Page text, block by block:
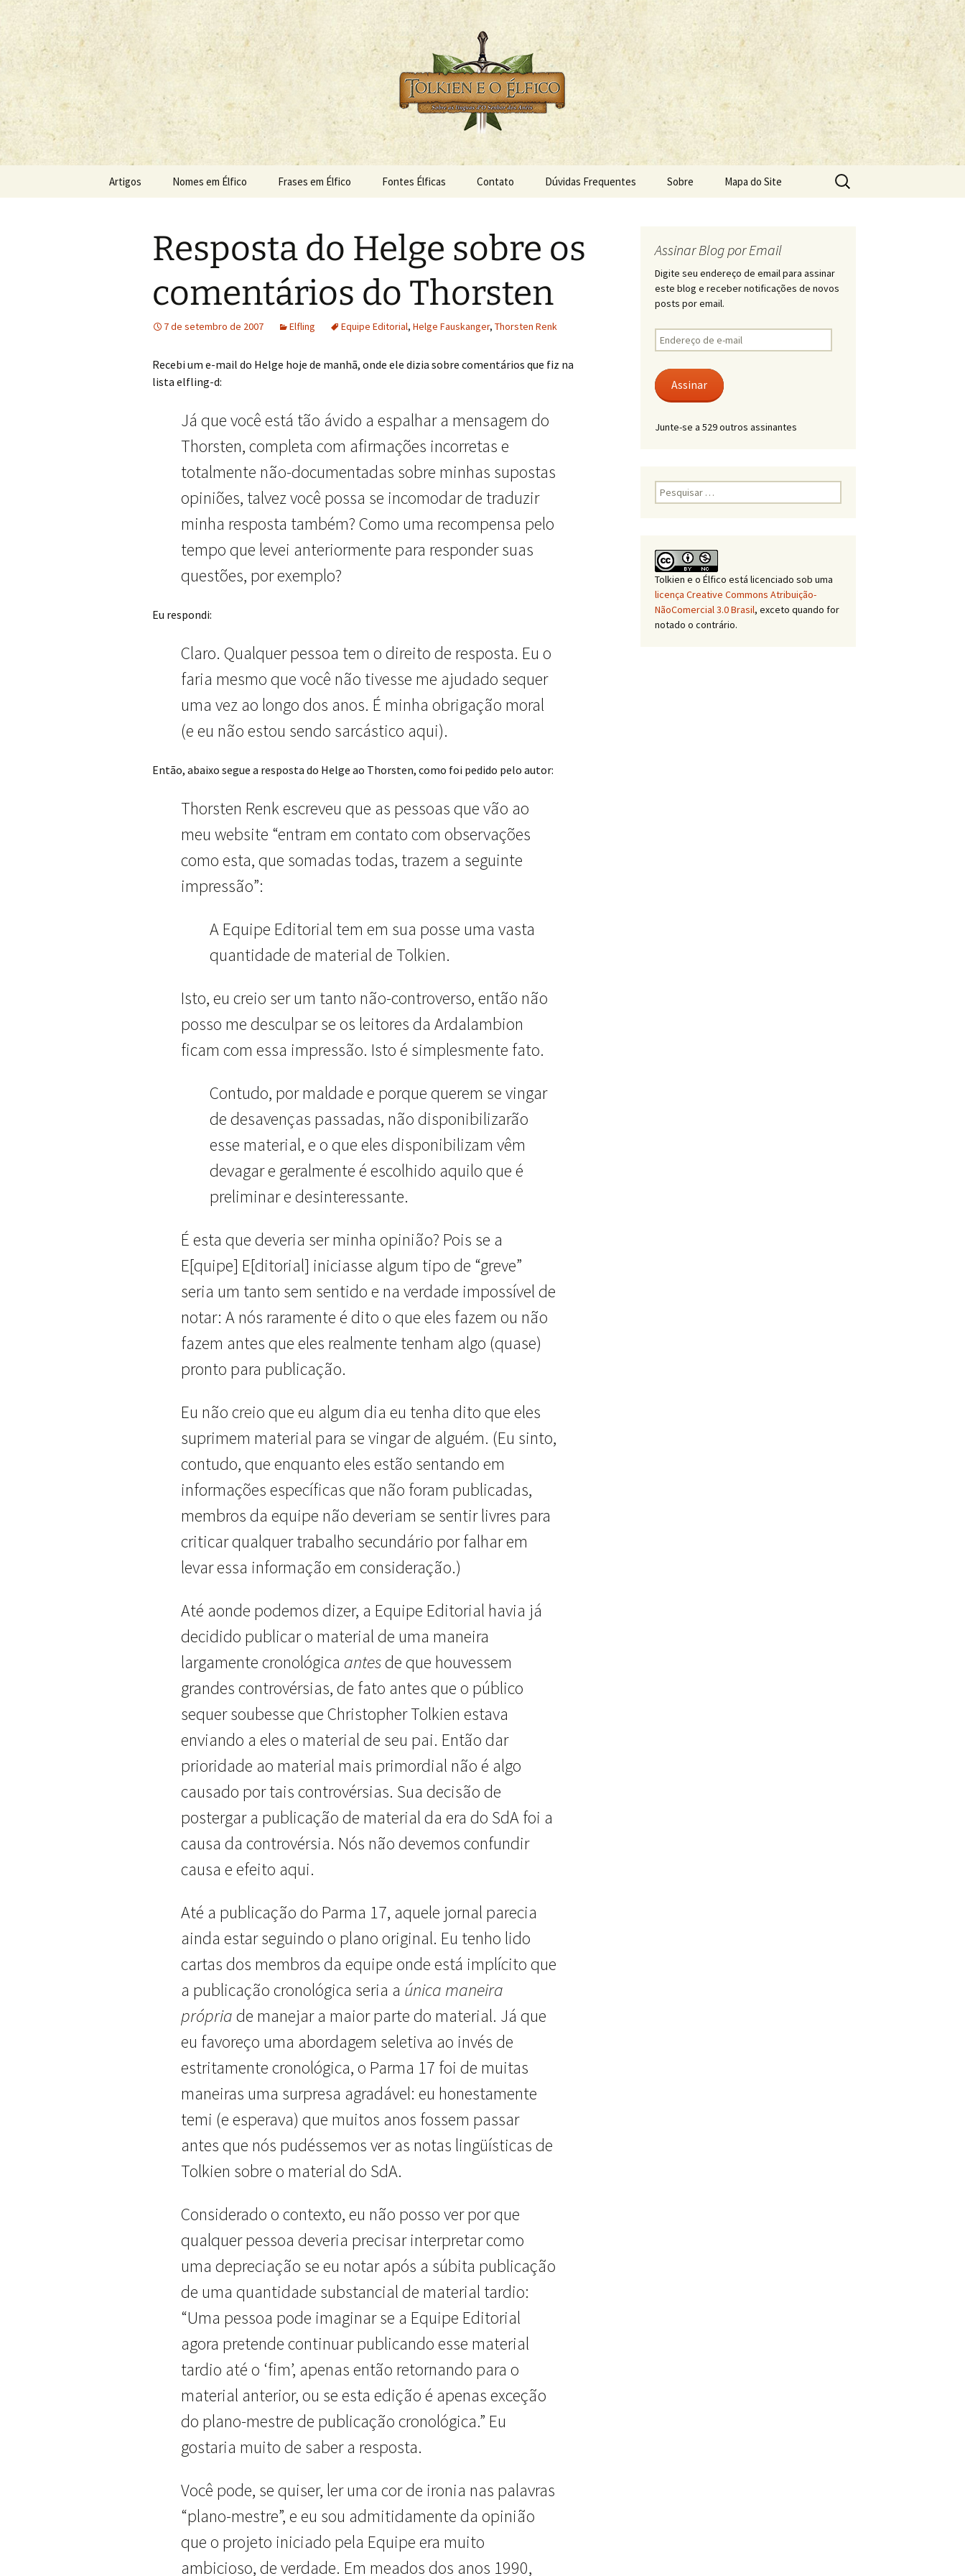
Tolkien e o Élfico
Sobre as línguas d'O Senhor dos Anéis
Artigos Nomes em Élfico Frases em Élfico Fontes Élficas Contato Dúvidas Frequentes Sobre Mapa do Site
Pesquisar
por:
Resposta do Helge sobre os
comentários do Thorsten
7 de setembro de 2007 Elfling Equipe Editorial, Helge Fauskanger, Thorsten Renk
Recebi um e-mail do Helge hoje de manhã, onde ele dizia sobre comentários que fiz na
lista elfling-d:
Já que você está tão ávido a espalhar a mensagem do
Thorsten, completa com afirmações incorretas e
totalmente não-documentadas sobre minhas supostas
opiniões, talvez você possa se incomodar de traduzir
minha resposta também? Como uma recompensa pelo
tempo que levei anteriormente para responder suas
questões, por exemplo?
Eu respondi:
Claro. Qualquer pessoa tem o direito de resposta. Eu o
faria mesmo que você não tivesse me ajudado sequer
uma vez ao longo dos anos. É minha obrigação moral
(e eu não estou sendo sarcástico aqui).
Então, abaixo segue a resposta do Helge ao Thorsten, como foi pedido pelo autor:
Thorsten Renk escreveu que as pessoas que vão ao
meu website “entram em contato com observações
como esta, que somadas todas, trazem a seguinte
impressão”:
A Equipe Editorial tem em sua posse uma vasta
quantidade de material de Tolkien.
Isto, eu creio ser um tanto não-controverso, então não
posso me desculpar se os leitores da Ardalambion
ficam com essa impressão. Isto é simplesmente fato.
Contudo, por maldade e porque querem se vingar
de desavenças passadas, não disponibilizarão
esse material, e o que eles disponibilizam vêm
devagar e geralmente é escolhido aquilo que é
preliminar e desinteressante.
É esta que deveria ser minha opinião? Pois se a
E[quipe] E[ditorial] iniciasse algum tipo de “greve”
seria um tanto sem sentido e na verdade impossível de
notar: A nós raramente é dito o que eles fazem ou não
fazem antes que eles realmente tenham algo (quase)
pronto para publicação.
Eu não creio que eu algum dia eu tenha dito que eles
suprimem material para se vingar de alguém. (Eu sinto,
contudo, que enquanto eles estão sentando em
informações específicas que não foram publicadas,
membros da equipe não deveriam se sentir livres para
criticar qualquer trabalho secundário por falhar em
levar essa informação em consideração.)
Até aonde podemos dizer, a Equipe Editorial havia já
decidido publicar o material de uma maneira
largamente cronológica antesde que houvessem
grandes controvérsias, de fato antes que o público
sequer soubesse que Christopher Tolkien estava
enviando a eles o material de seu pai. Então dar
prioridade ao material mais primordial não é algo
causado por tais controvérsias. Sua decisão de
postergar a publicação de material da era do SdA foi a
causa da controvérsia. Nós não devemos confundir
causa e efeito aqui.
Até a publicação do Parma 17, aquele jornal parecia
ainda estar seguindo o plano original. Eu tenho lido
cartas dos membros da equipe onde está implícito que
a publicação cronológica seria a única maneira
própriade manejar a maior parte do material. Já que
eu favoreço uma abordagem seletiva ao invés de
estritamente cronológica, o Parma 17 foi de muitas
maneiras uma surpresa agradável: eu honestamente
temi (e esperava) que muitos anos fossem passar
antes que nós pudéssemos ver as notas lingüísticas de
Tolkien sobre o material do SdA.
Considerado o contexto, eu não posso ver por que
qualquer pessoa deveria precisar interpretar como
uma depreciação se eu notar após a súbita publicação
de uma quantidade substancial de material tardio:
“Uma pessoa pode imaginar se a Equipe Editorial
agora pretende continuar publicando esse material
tardio até o ‘fim’, apenas então retornando para o
material anterior, ou se esta edição é apenas exceção
do plano-mestre de publicação cronológica.” Eu
gostaria muito de saber a resposta.
Você pode, se quiser, ler uma cor de ironia nas palavras
“plano-mestre”, e eu sou admitidamente da opinião
que o projeto iniciado pela Equipe era muito
ambicioso, de verdade. Em meados dos anos 1990,
Assinar Blog por Email
Digite seu endereço de email para assinar
este blog e receber notificações de novos
posts por email.
Endereço
de
mail Assinar
Junte-se a 529 outros assinantes
Pesquisar
por:
Tolkien e o Élfico está licenciado sob uma
licença Creative Commons Atribuição-
NãoComercial 3.0 Brasil, exceto quando for
notado o contrário.